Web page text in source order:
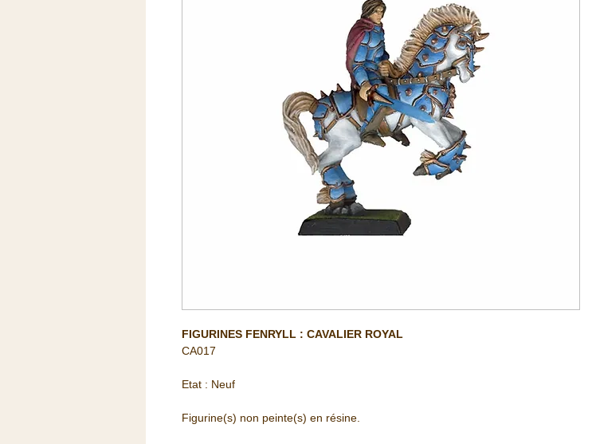
FIGURINES FENRYLL : CAVALIER ROYAL
CA017
Etat : Neuf
Figurine(s) non peinte(s) en résine.